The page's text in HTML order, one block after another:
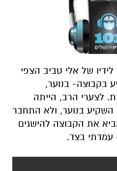
של אלי טביב הצפי
בקבוצה- בנוער,
לצערי הרב, הייתה
בנוער, ולא התחבר
את הקבוצה להישגים
עמדתי בצד.